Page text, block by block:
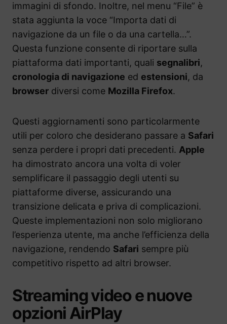
immagini di sfondo. Inoltre, nel menu “File” è
stata aggiunta la voce “Importa dati di
navigazione da un file o da una cartella…”.
Questa funzione consente di riportare sulla
piattaforma dati importanti, quali segnalibri,
cronologia di navigazione ed estensioni, da
browser diversi come Mozilla Firefox.
Questi aggiornamenti sono particolarmente
utili per coloro che desiderano passare a Safari
senza perdere i propri dati precedenti. Apple
ha dimostrato ancora una volta di voler
semplificare il passaggio degli utenti su
piattaforme diverse, assicurando una
transizione delicata e priva di complicazioni.
Queste implementazioni non solo migliorano
l’esperienza utente, ma anche l’efficienza della
navigazione, rendendo Safari sempre più
competitivo rispetto ad altri browser.
Streaming video e nuove
opzioni AirPlay